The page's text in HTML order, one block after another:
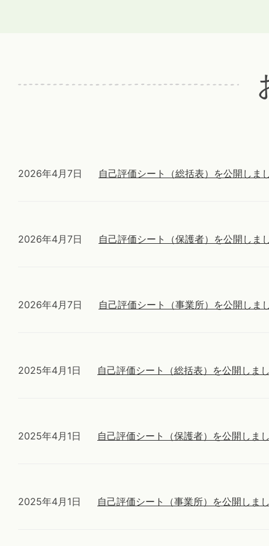
2026年4月7日 自己評価シート（総括表）を公開しま
2026年4月7日 自己評価シート（保護者）を公開しま
2026年4月7日 自己評価シート（事業所）を公開しま
2025年4月1日 自己評価シート（総括表）を公開しま
2025年4月1日 自己評価シート（保護者）を公開しま
2025年4月1日 自己評価シート（事業所）を公開しま